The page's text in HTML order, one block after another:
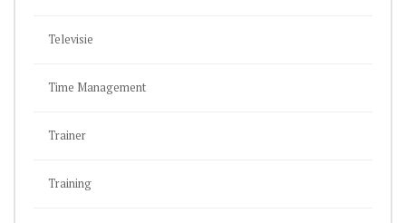
Televisie
Time Management
Trainer
Training